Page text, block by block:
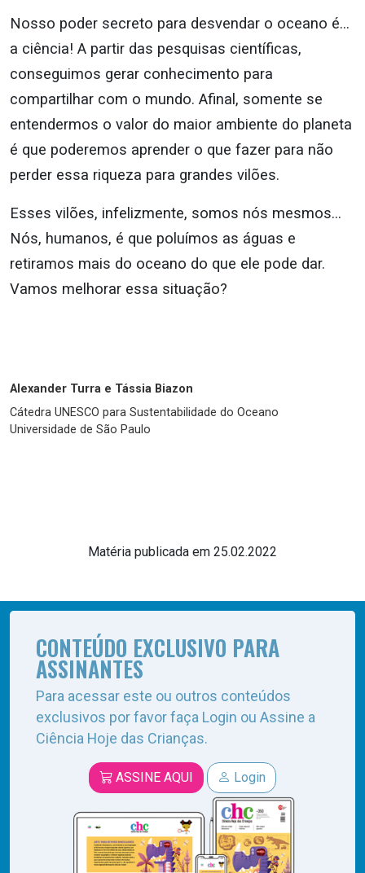
Nosso poder secreto para desvendar o oceano é…
a ciência! A partir das pesquisas científicas,
conseguimos gerar conhecimento para
compartilhar com o mundo. Afinal, somente se
entendermos o valor do maior ambiente do planeta
é que poderemos aprender o que fazer para não
perder essa riqueza para grandes vilões.
Esses vilões, infelizmente, somos nós mesmos…
Nós, humanos, é que poluímos as águas e
retiramos mais do oceano do que ele pode dar.
Vamos melhorar essa situação?
Alexander Turra e Tássia Biazon
Cátedra UNESCO para Sustentabilidade do Oceano
Universidade de São Paulo
Matéria publicada em 25.02.2022
CONTEÚDO EXCLUSIVO PARA
ASSINANTES
Para acessar este ou outros conteúdos
exclusivos por favor faça Login ou Assine a
Ciência Hoje das Crianças.
ASSINE AQUI Login